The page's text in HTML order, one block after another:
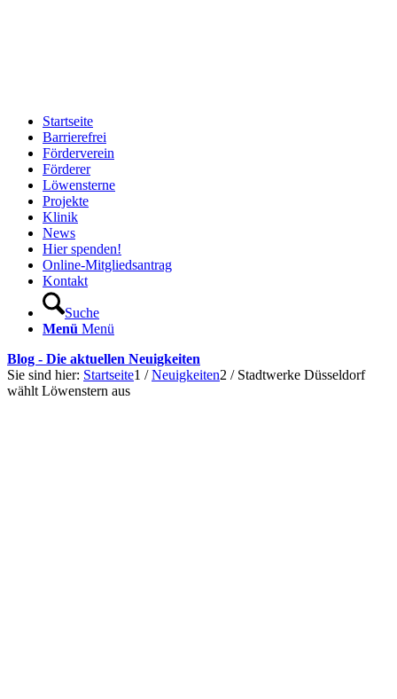
Startseite
Barrierefrei
Förderverein
Förderer
Löwensterne
Projekte
Klinik
News
Hier spenden!
Online-Mitgliedsantrag
Kontakt
Suche
Menü Menü
Blog - Die aktuellen Neuigkeiten
Sie sind hier: Startseite1 / Neuigkeiten2 / Stadtwerke Düsseldorf
wählt Löwenstern aus